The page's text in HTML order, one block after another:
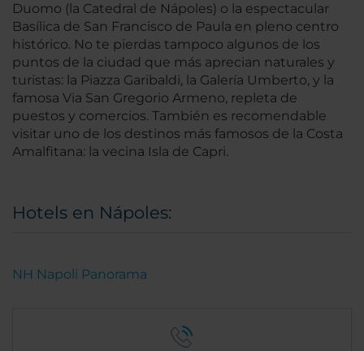
Duomo (la Catedral de Nápoles) o la espectacular
Basílica de San Francisco de Paula en pleno centro
histórico. No te pierdas tampoco algunos de los
puntos de la ciudad que más aprecian naturales y
turistas: la Piazza Garibaldi, la Galería Umberto, y la
famosa Via San Gregorio Armeno, repleta de
puestos y comercios. También es recomendable
visitar uno de los destinos más famosos de la Costa
Amalfitana: la vecina Isla de Capri.
Hotels en Nápoles:
NH Napoli Panorama